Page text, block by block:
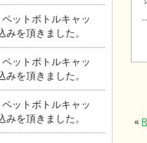
«
ットボトルキャッ
みを頂きました。
ットボトルキャッ
みを頂きました。
ットボトルキャッ
みを頂きました。